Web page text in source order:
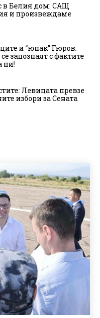
в Белия дом: САЩ
и произвеждаме
и “юнак” Гюров:
запознаят с фактите
ни!
Левицата превзе
избори за Сената